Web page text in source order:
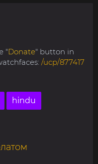
"Donate" button in
/ucp/877417
hindu